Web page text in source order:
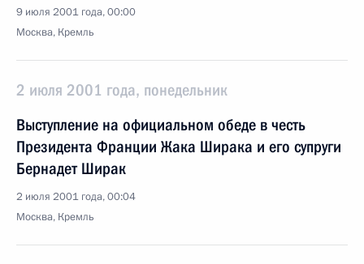
9 июля 2001 года, 00:00
Москва, Кремль
2 июля 2001 года, понедельник
Выступление на официальном обеде в честь
Президента Франции Жака Ширака и его супруги
Бернадет Ширак
2 июля 2001 года, 00:04
Москва, Кремль